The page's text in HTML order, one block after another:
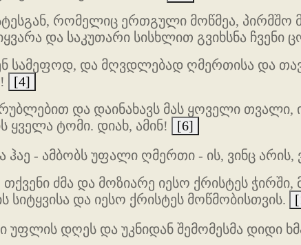
რომელიც ერთგული მოწმეა, პირმშო
და საკუთარი სისხლით გვიხსნა ჩვენი
სამეფოდ, და მღვდლებად ღმერთისა და
[4]
და დაინახავს მას ყოველი თვალი,
ყველა ტომი. დიახ, ამინ!
[6]
ჰაე - ამბობს უფალი ღმერთი - ის, ვინც
თქვენი ძმა და მოზიარე იესო ქრისტეს
სიტყვისა და იესო ქრისტეს მოწმობისთვის.
უფლის დღეს და უკნიდან შემომესმა დიდი